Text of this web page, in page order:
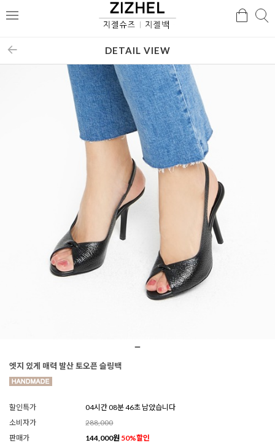
메
검
DETAIL VIEW
엣지 있게 매력 발산 토오픈 슬링백
할인특가
04시간 08분 44초 남았습니다
소비자가
288,000
판매가
144,000원 50%할인